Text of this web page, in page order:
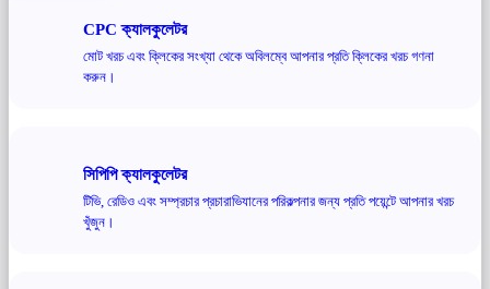
CPC ক্যালকুলেটর
মোট খরচ এবং ক্লিকের সংখ্যা থেকে অবিলম্বে আপনার প্রতি ক্লিকের খরচ গণনা
করুন।
সিপিপি ক্যালকুলেটর
টিভি, রেডিও এবং সম্প্রচার প্রচারাভিযানের পরিকল্পনার জন্য প্রতি পয়েন্টে আপনার খরচ
খুঁজুন।